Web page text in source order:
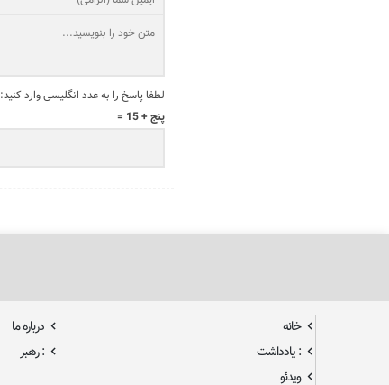
لطفا پاسخ را به عدد انگلیسی وارد کنید:
پنج + 15 =
خانه درباره ما
: یادداشت
: رهبر
ویدئو